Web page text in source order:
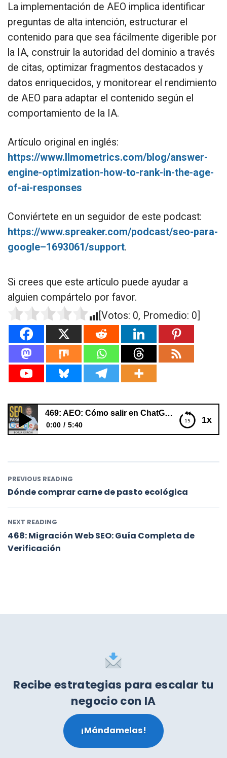
La implementación de AEO implica identificar
preguntas de alta intención, estructurar el
contenido para que sea fácilmente digerible por
la IA, construir la autoridad del dominio a través
de citas, optimizar fragmentos destacados y
datos enriquecidos, y monitorear el rendimiento
de AEO para adaptar el contenido según el
comportamiento de la IA.
Artículo original en inglés:
https://www.llmometrics.com/blog/answer-
engine-optimization-how-to-rank-in-the-age-
of-ai-responses
Conviértete en un seguidor de este podcast:
https://www.spreaker.com/podcast/seo-para-
google–1693061/support.
Si crees que este artículo puede ayudar a
alguien compártelo por favor.
[Votos: 0, Promedio: 0
1x
469: AEO: Cómo salir en ChatGPT, Gemini y Perplexity
0:00 5:40
PREVIOUS READING
Dónde comprar carne de pasto ecológica
NEXT READING
468: Migración Web SEO: Guía Completa de
Verificación
Recibe estrategias para escalar tu
negocio con IA
¡Mándamelas!